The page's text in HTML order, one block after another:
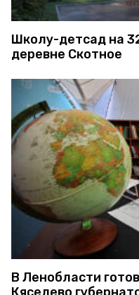
Школу-детсад на
деревне Скотное
В Ленобласти